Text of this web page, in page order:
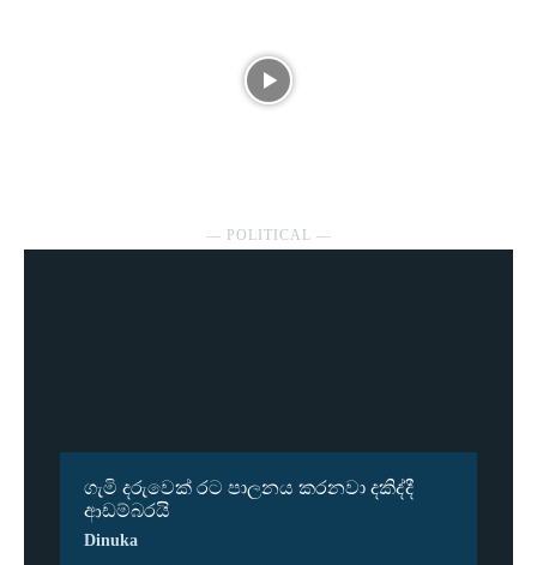
― POLITICAL ―
ගැමි දරුවෙක් රට පාලනය කරනවා දකිද්දී
ආඩම්බරයි
Dinuka